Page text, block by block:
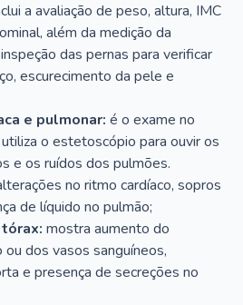
a avaliação de peso, altura, IMC
além da medição da
das pernas para verificar
escurecimento da pele e
e pulmonar: é o exame no
o estetoscópio para ouvir os
e os ruídos dos pulmões.
no ritmo cardíaco, sopros
de líquido no pulmão;
mostra aumento do
ou dos vasos sanguíneos,
e presença de secreções no